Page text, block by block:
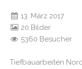
13. März 2017
20 Bilder
5360 Besucher
Tiefbauarbeiten